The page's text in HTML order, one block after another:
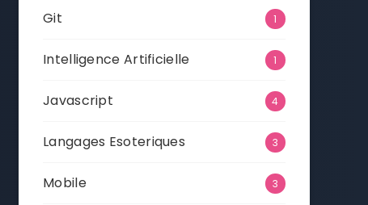
Git 1
Intelligence Artificielle 1
Javascript 4
Langages Esoteriques 3
Mobile 3